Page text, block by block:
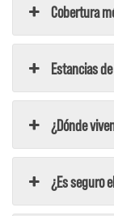
Cobertura
Estancias
¿Dónde
¿Es seguro